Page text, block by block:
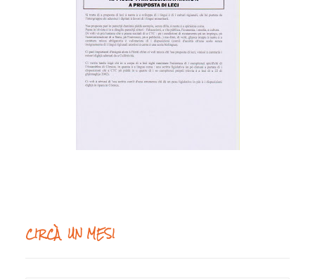
CIRCÀ UN MESI